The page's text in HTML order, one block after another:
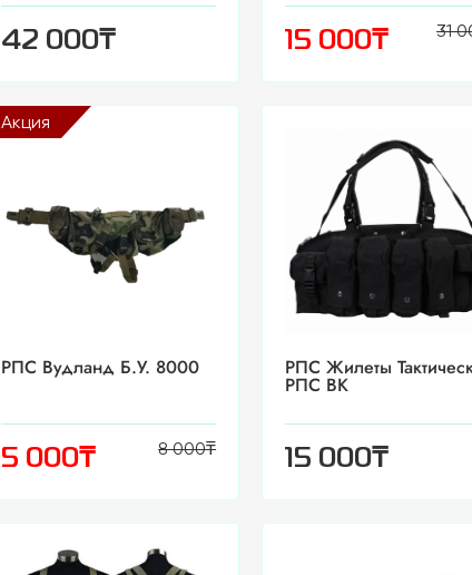
42 000₸ 15 000₸ 31
РПС Вудланд Б.У. 8000
5 000₸ 8 000₸
Акция
РПС Жилеты
РПС ВК
15 000₸